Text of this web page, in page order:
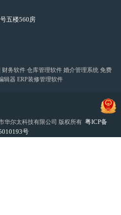
五楼560房
财务软件 仓库管理软件 婚介管理系统 免费
辑器 ERP装修管理软件
华尔太科技有限公司 版权所有 粤ICP备
号